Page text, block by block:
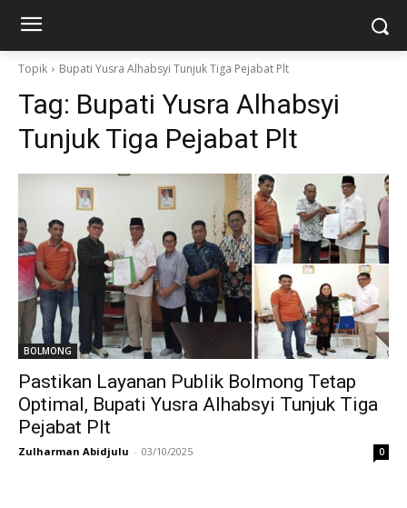
Topik Bupati Yusra Alhabsyi Tunjuk Tiga Pejabat Plt
Tag: Bupati Yusra Alhabsyi
Tunjuk Tiga Pejabat Plt
BOLMONG
Pastikan Layanan Publik Bolmong Tetap
Optimal, Bupati Yusra Alhabsyi Tunjuk Tiga
Pejabat Plt
Zulharman Abidjulu - 03/10/2025 0